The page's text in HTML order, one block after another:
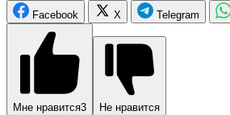
Facebook
X Telegram
Мне нравится3 Не нравится